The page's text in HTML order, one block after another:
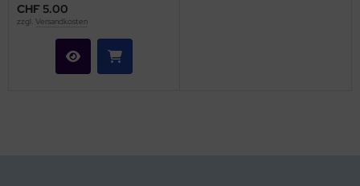
CHF 5.00
zzgl. Versandkosten